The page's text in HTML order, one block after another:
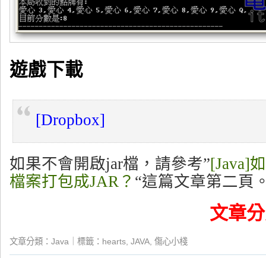
遊戲下載
[Dropbox]
如果不會開啟jar檔，請參考”[Java]
檔案打包成JAR？ “這篇文章第二頁
文章
文章分類： Java ｜標籤： hearts JAVA 傷心小棧